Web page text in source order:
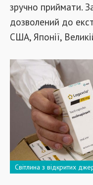
зручно приймати.
дозволений до
США, Японії,
Світлина з відкритих